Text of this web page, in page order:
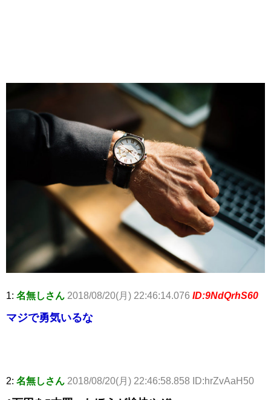
1: 名無しさん 2018/08/20(月) 22:46:14.076 ID:9NdQrhS60
マジで勇気いるな
2: 名無しさん 2018/08/20(月) 22:46:58.858 ID:hrZvAaH50